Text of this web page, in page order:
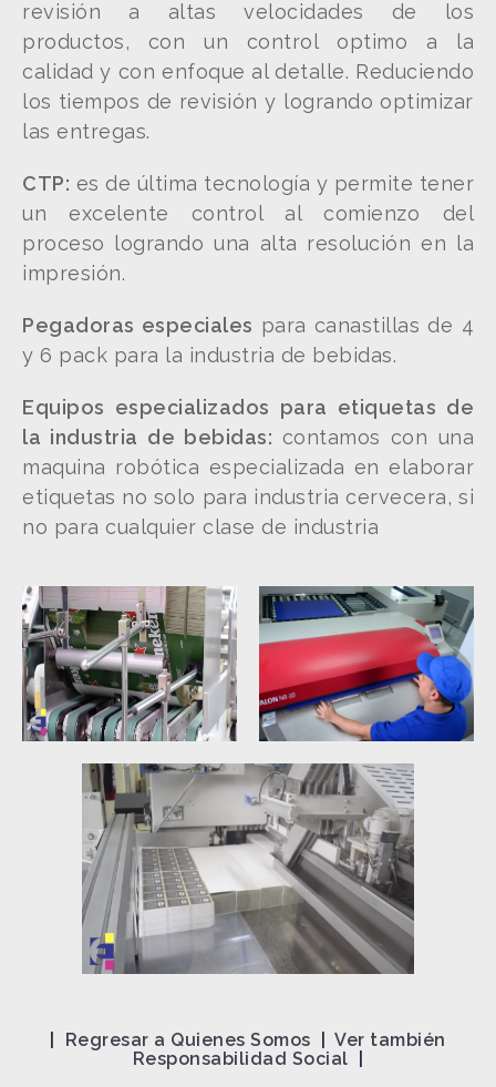
revisión a altas velocidades de los
productos, con un control optimo a la
calidad y con enfoque al detalle. Reduciendo
los tiempos de revisión y logrando optimizar
las entregas.
CTP: es de última tecnología y permite tener
un excelente control al comienzo del
proceso logrando una alta resolución en la
impresión.
Pegadoras especiales para canastillas de 4
y 6 pack para la industria de bebidas.
Equipos especializados para etiquetas de
la industria de bebidas: contamos con una
maquina robótica especializada en elaborar
etiquetas no solo para industria cervecera, si
no para cualquier clase de industria
Regresar a Quienes Somos |Ver también
Responsabilidad Social